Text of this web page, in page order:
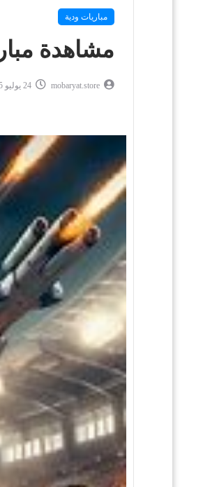
مباريات ودية
مشاهدة
mobaryat.store 24 يوليو 2025